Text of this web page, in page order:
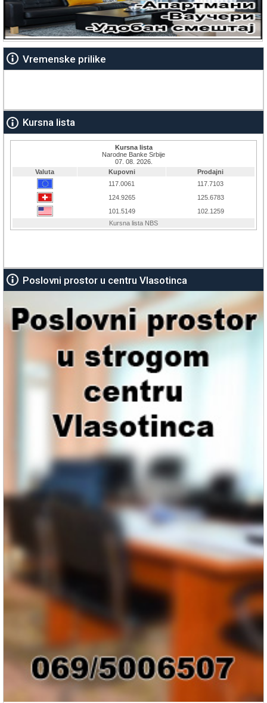
Vremenske prilike
Kursna lista
Poslovni prostor u centru Vlasotinca